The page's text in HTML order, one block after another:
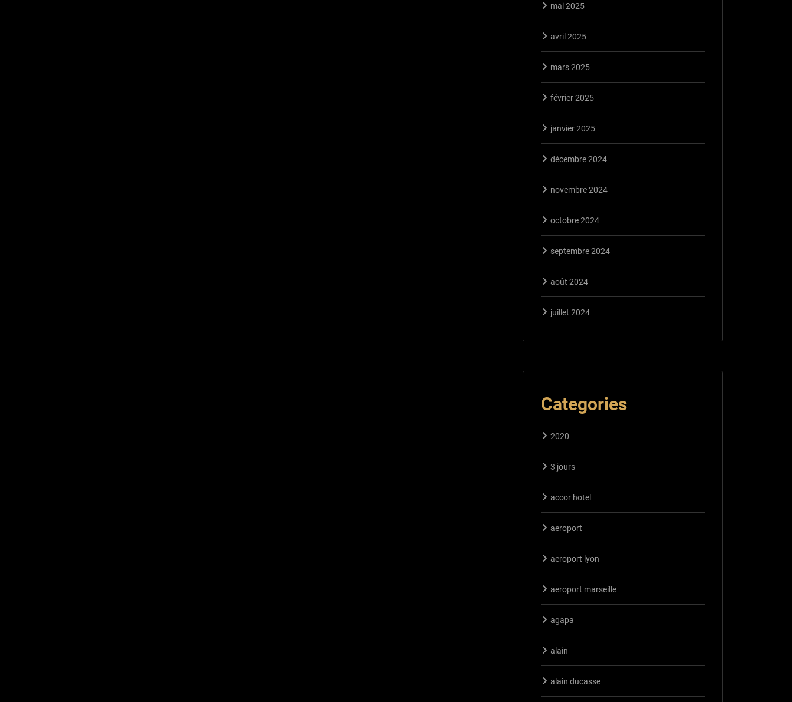
mai 2025
avril 2025
mars 2025
février 2025
janvier 2025
décembre 2024
novembre 2024
octobre 2024
septembre 2024
août 2024
juillet 2024
Categories
2020
3 jours
accor hotel
aeroport
aeroport lyon
aeroport marseille
agapa
alain
alain ducasse